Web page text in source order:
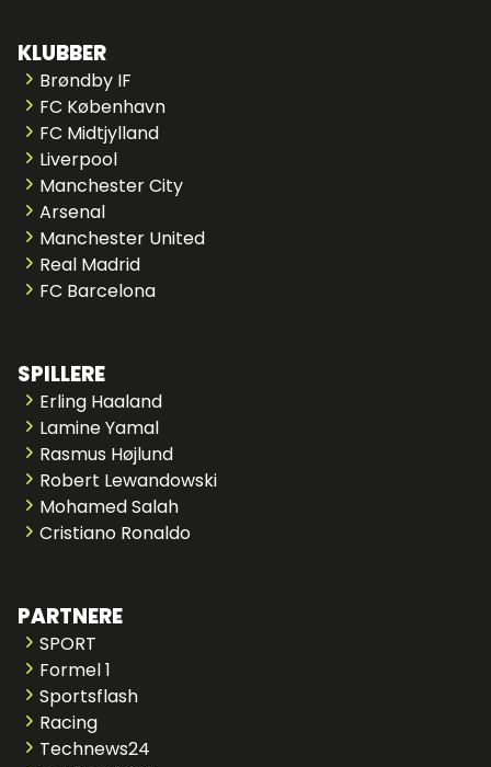
KLUBBER
Brøndby IF
FC København
FC Midtjylland
Liverpool
Manchester City
Arsenal
Manchester United
Real Madrid
FC Barcelona
SPILLERE
Erling Haaland
Lamine Yamal
Rasmus Højlund
Robert Lewandowski
Mohamed Salah
Cristiano Ronaldo
PARTNERE
SPORT
Formel 1
Sportsflash
Racing
Technews24